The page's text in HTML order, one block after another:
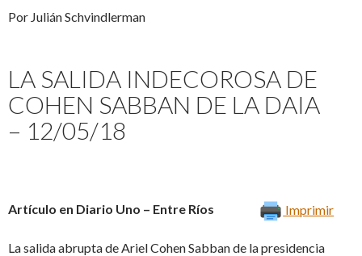
Por Julián Schvindlerman
LA SALIDA INDECOROSA DE
COHEN SABBAN DE LA DAIA
– 12/05/18
Imprimir
Artículo en Diario Uno – Entre Ríos
La salida abrupta de Ariel Cohen Sabban de la presidencia